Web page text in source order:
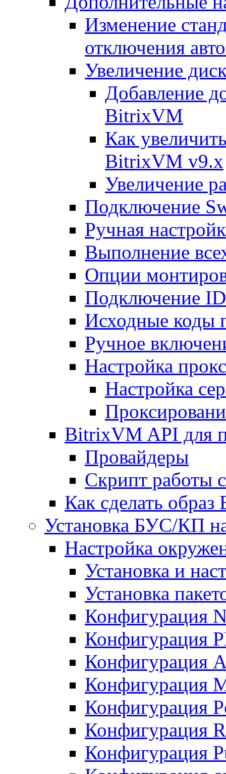
Изменение
отключения
Увеличение
Добавление
BitrixVM
Как
BitrixVM v9.x
Увеличение
Подключение
Ручная
Выполнение
Опции
Подключение
Исходные коды
Ручное
Настройка
Настройка
BitrixVM API для
Провайдеры
Скрипт работы
Как сделать
Установка БУС/КП
Настройка
Установка и
Установка
Конфигурация
Конфигурация
Конфигурация
Конфигурация
Конфигурация
Конфигурация
Конфигурация